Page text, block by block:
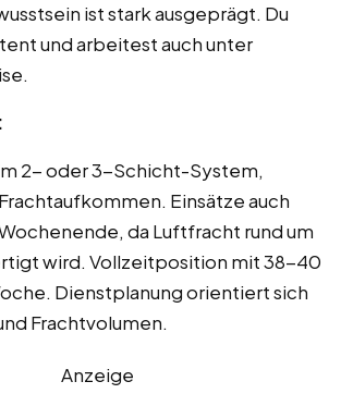
ist stark ausgeprägt. Du
und arbeitest auch unter
2- oder 3-Schicht-System,
Einsätze auch
da Luftfracht rund um
wird. Vollzeitposition mit 38-40
Dienstplanung orientiert sich
Frachtvolumen.
Anzeige